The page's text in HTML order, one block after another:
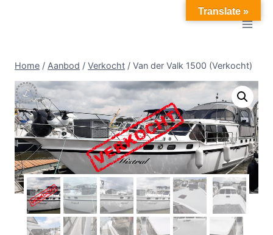
Home / Aanbod / Verkocht / Van der Valk 1500 (Verkocht)
Translate »